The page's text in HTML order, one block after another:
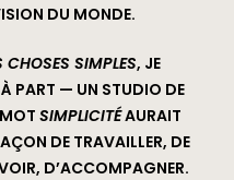
DU MONDE.
CHOSES SIMPLES, JE
À PART — UN STUDIO DE
SIMPLICITÉAURAIT
DE TRAVAILLER, DE
D’ACCOMPAGNER.